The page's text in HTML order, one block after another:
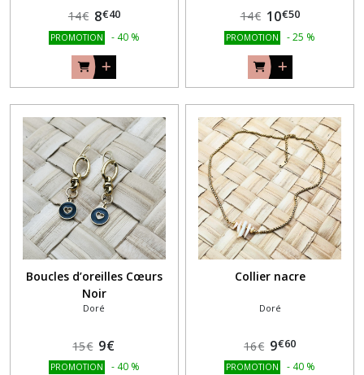
14€ 8€40
PROMOTION - 40 %
14€ 10€50
PROMOTION -25 %
Boucles d’oreilles Cœurs
Noir
Doré
15€ 9€
PROMOTION - 40 %
Collier nacre
Doré
16€ 9€60
PROMOTION - 40 %